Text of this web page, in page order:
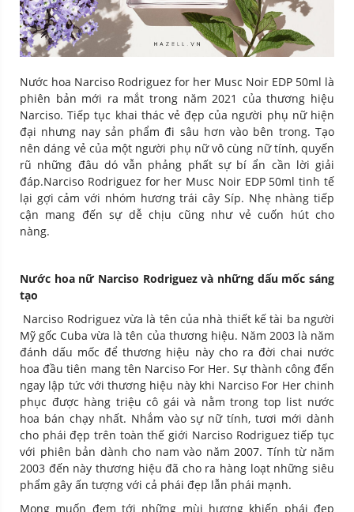
Nước hoa Narciso Rodriguez for her Musc Noir EDP 50ml là
phiên bản mới ra mắt trong năm 2021 của thương hiệu
Narciso. Tiếp tục khai thác vẻ đẹp của người phụ nữ hiện
đại nhưng nay sản phẩm đi sâu hơn vào bên trong. Tạo
nên dáng vẻ của một người phụ nữ vô cùng nữ tính, quyến
rũ những đâu dó vẫn phảng phất sự bí ẩn cần lời giải
đáp.Narciso Rodriguez for her Musc Noir EDP 50ml tinh tế
lại gợi cảm với nhóm hương trái cây Síp. Nhẹ nhàng tiếp
cận mang đến sự dễ chịu cũng như vẻ cuốn hút cho
nàng.
Nước hoa nữ Narciso Rodriguez và những dấu mốc sáng
tạo
Narciso Rodriguez vừa là tên của nhà thiết kế tài ba người
Mỹ gốc Cuba vừa là tên của thương hiệu. Năm 2003 là năm
đánh dấu mốc để thương hiệu này cho ra đời chai nước
hoa đầu tiên mang tên Narciso For Her. Sự thành công đến
ngay lập tức với thương hiệu này khi Narciso For Her chinh
phục được hàng triệu cô gái và nằm trong top list nước
hoa bán chạy nhất. Nhắm vào sự nữ tính, tươi mới dành
cho phái đẹp trên toàn thế giới Narciso Rodriguez tiếp tục
với phiên bản dành cho nam vào năm 2007. Tính từ năm
2003 đến này thương hiệu đã cho ra hàng loạt những siêu
phẩm gây ấn tượng với cả phái đẹp lẫn phái mạnh.
Mong muốn đem tới những mùi hương khiến phái đẹp